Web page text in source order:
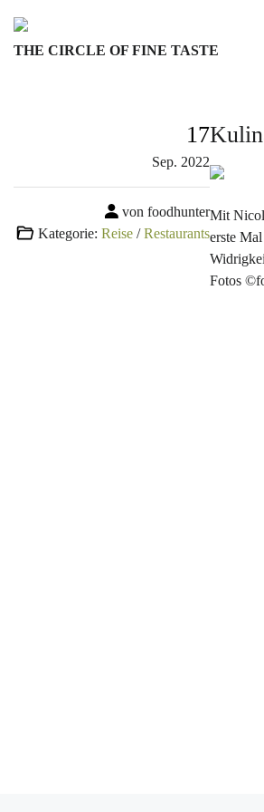
content
THE CIRCLE OF FINE TASTE
17
Sep. 2022
von foodhunter
Kategorie: Reise/Restaurants
Mit
erste
Fotos